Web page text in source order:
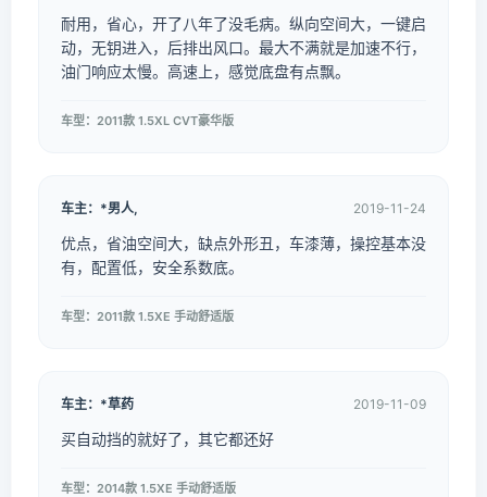
耐用，省心，开了八年了没毛病。纵向空间大，一键启
动，无钥进入，后排出风口。最大不满就是加速不行，
油门响应太慢。高速上，感觉底盘有点飘。
车型：2011款 1.5XL CVT豪华版
车主：*男人, 2019-11-24
优点，省油空间大，缺点外形丑，车漆薄，操控基本没
有，配置低，安全系数底。
车型：2011款 1.5XE 手动舒适版
车主：*草药 2019-11-09
买自动挡的就好了，其它都还好
车型：2014款 1.5XE 手动舒适版